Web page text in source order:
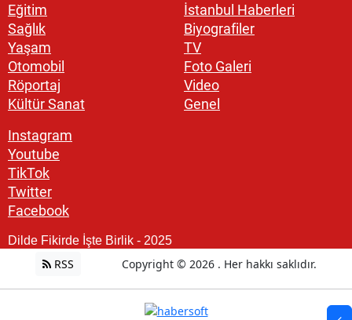
Eğitim
Sağlık
Yaşam
Otomobil
Röportaj
Kültür Sanat
İstanbul Haberleri
Biyografiler
TV
Foto Galeri
Video
Genel
Instagram
Youtube
TikTok
Twitter
Facebook
Dilde Fikirde İşte Birlik - 2025
RSS Copyright © 2026 . Her hakkı saklıdır.